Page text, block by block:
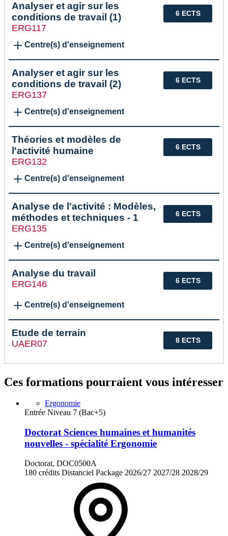
6 ECTS
Analyser et agir sur les
conditions de travail (1)
ERG117
Centre(s) d'enseignement
6 ECTS
Analyser et agir sur les
conditions de travail (2)
ERG137
Centre(s) d'enseignement
6 ECTS
Théories et modèles de
l'activité humaine
ERG132
Centre(s) d'enseignement
6 ECTS
Analyse de l'activité : Modèles,
méthodes et techniques - 1
ERG135
Centre(s) d'enseignement
6 ECTS
Analyse du travail
ERG146
Centre(s) d'enseignement
8 ECTS
Etude de terrain
UAER07
Ces formations pourraient vous intéresser
Ergonomie
Entrée Niveau 7 (Bac+5)
Doctorat Sciences humaines et humanités
nouvelles - spécialité Ergonomie
Doctorat, DOC0500A
180 crédits Distanciel Package 2026/27 2027/28 2028/29